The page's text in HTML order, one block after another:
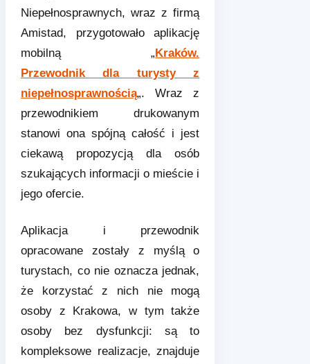
Niepełnosprawnych, wraz z firmą
Amistad, przygotowało aplikację
mobilną „Kraków.
Przewodnik dla turysty z
niepełnosprawnością„. Wraz z
przewodnikiem drukowanym
stanowi ona spójną całość i jest
ciekawą propozycją dla osób
szukających informacji o mieście i
jego ofercie.
Aplikacja i przewodnik
opracowane zostały z myślą o
turystach, co nie oznacza jednak,
że korzystać z nich nie mogą
osoby z Krakowa, w tym także
osoby bez dysfunkcji: są to
kompleksowe realizacje, znajduje